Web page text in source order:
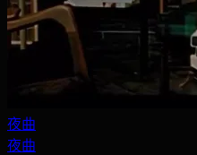
夜曲
夜曲